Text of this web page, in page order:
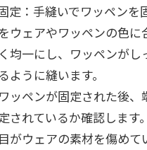
定：手縫いでワッペンを
ウェアやワッペンの色に
均一にし、ワッペンがし
ように縫います。
ッペンが固定された後、
されているか確認します
がウェアの素材を傷めて